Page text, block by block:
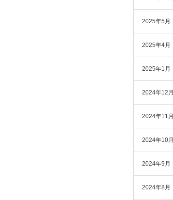
2025年5月
2025年4月
2025年1月
2024年12月
2024年11月
2024年10月
2024年9月
2024年8月